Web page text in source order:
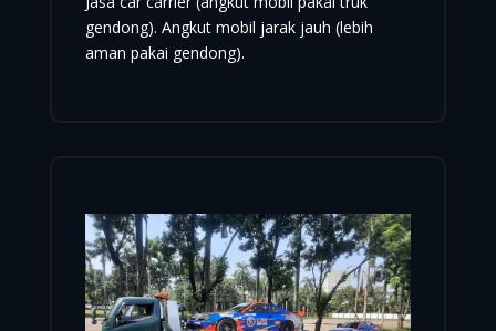
gendong). Angkut mobil jarak jauh (lebih
aman pakai gendong).